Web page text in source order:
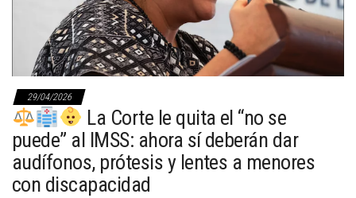
29/04/2026
La Corte le quita el “no se
puede” al IMSS: ahora sí deberán dar
audífonos, prótesis y lentes a menores
con discapacidad